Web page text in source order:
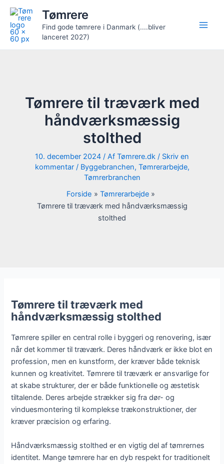
indholdet
Tømrere
Find gode tømrere i Danmark (....bliver
lanceret 2027)
Tømrere til træværk med
håndværksmæssig
stolthed
10. december 2024 / Af Tømrere.dk / Skriv en
kommentar / Byggebranchen, Tømrerarbejde,
Tømrerbranchen
Forside
Tømrerarbejde
Tømrere til træværk med håndværksmæssig
stolthed
Tømrere til træværk med
håndværksmæssig stolthed
Tømrere spiller en central rolle i byggeri og renovering, især
når det kommer til træværk. Deres håndværk er ikke blot en
profession, men en kunstform, der kræver både teknisk
kunnen og kreativitet. Tømrere til træværk er ansvarlige for
at skabe strukturer, der er både funktionelle og æstetisk
tiltalende. Deres arbejde strækker sig fra dør- og
vinduesmontering til komplekse trækonstruktioner, der
kræver præcision og erfaring.
Håndværksmæssig stolthed er en vigtig del af tømrernes
identitet. Mange tømrere har en dyb respekt for traditionelt